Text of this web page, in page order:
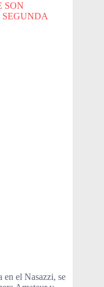
SON
el Nasazzi, se